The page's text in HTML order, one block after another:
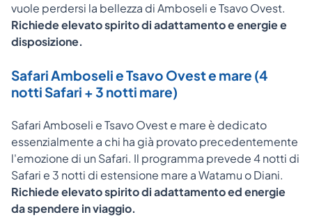
vuole perdersi la bellezza di Amboseli e Tsavo Ovest.
Richiede elevato spirito di adattamento e energie e
disposizione.
Safari Amboseli e Tsavo Ovest e mare (4
notti Safari + 3 notti mare)
Safari Amboseli e Tsavo Ovest e mare è dedicato
essenzialmente a chi ha già provato precedentemente
l'emozione di un Safari. Il programma prevede 4 notti di
Safari e 3 notti di estensione mare a Watamu o Diani.
Richiede elevato spirito di adattamento ed energie
da spendere in viaggio.